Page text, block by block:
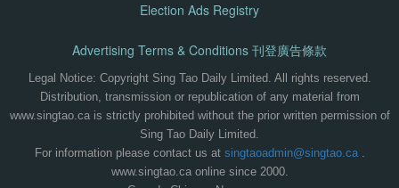
Election Ads Registry
Advertising Terms & Conditions 刊登廣告條款
Legal Notice: Copyright Sing Tao Daily Limited. All rights reserved.
Distribution, transmission or republication of any material from
www.singtao.ca is strictly prohibited without the prior written permission of
Sing Tao Daily Limited.
For information please contact us at singtaoadmin@singtao.ca.
www.singtao.ca online since 2000.